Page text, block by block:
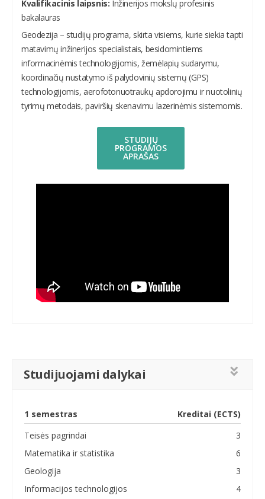
Kvalifikacinis laipsnis: Inžinerijos mokslų profesinis
bakalauras
Geodezija – studijų programa, skirta visiems, kurie siekia tapti
matavimų inžinerijos specialistais, besidomintiems
informacinėmis technologijomis, žemėlapių sudarymu,
koordinačių nustatymo iš palydovinių sistemų (GPS)
technologijomis, aerofotonuotraukų apdorojimu ir nuotolinių
tyrimų metodais, paviršių skenavimu lazerinėmis sistemomis.
STUDIJŲ
PROGRAMOS
APRAŠAS
Studijuojami dalykai
1 semestras
Kreditai (ECTS)
Teisės pagrindai
3
Matematika ir statistika
6
Geologija
3
Informacijos technologijos
4